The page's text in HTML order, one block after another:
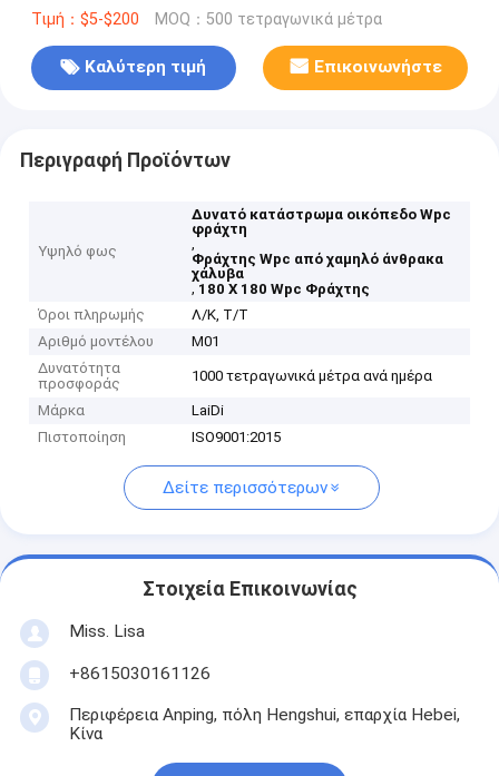
περιουσία
Τιμή：$5-$200 MOQ：500 τετραγωνικά μέτρα
Καλύτερη τιμή Επικοινωνήστε
Περιγραφή Προϊόντων
Υψηλό φως
Δυνατό κατάστρωμα οικόπεδο Wpc
φράχτη
,
Φράχτης Wpc από χαμηλό άνθρακα
χάλυβα
, 180 X 180 Wpc Φράχτης
Όροι πληρωμής
Λ/Κ, Τ/Τ
Αριθμό μοντέλου
M01
Δυνατότητα
προσφοράς
1000 τετραγωνικά μέτρα ανά ημέρα
Μάρκα
LaiDi
Πιστοποίηση
ISO9001:2015
Δείτε περισσότερων
Στοιχεία Επικοινωνίας
Miss. Lisa
+8615030161126
Περιφέρεια Anping, πόλη Hengshui, επαρχία Hebei,
Κίνα